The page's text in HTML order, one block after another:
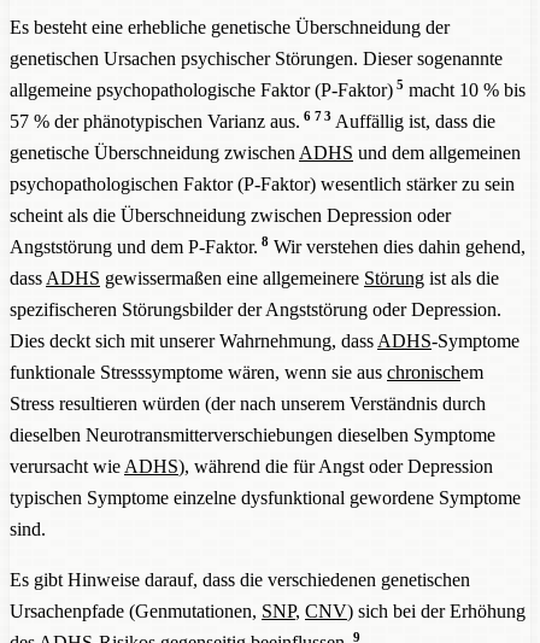
Es besteht eine erhebliche genetische Überschneidung der
genetischen Ursachen psychischer Störungen. Dieser sogenannte
allgemeine psychopathologische Faktor (P-Faktor) 5 macht 10 % bis
57 % der phänotypischen Varianz aus. 6 7 3 Auffällig ist, dass die
genetische Überschneidung zwischen ADHS und dem allgemeinen
psychopathologischen Faktor (P-Faktor) wesentlich stärker zu sein
scheint als die Überschneidung zwischen Depression oder
Angststörung und dem P-Faktor. 8Wir verstehen dies dahin gehend,
dass ADHS gewissermaßen eine allgemeinere Störung ist als die
spezifischeren Störungsbilder der Angststörung oder Depression.
Dies deckt sich mit unserer Wahrnehmung, dass ADHS-Symptome
funktionale Stresssymptome wären, wenn sie aus chronischem
Stress resultieren würden (der nach unserem Verständnis durch
dieselben Neurotransmitterverschiebungen dieselben Symptome
verursacht wie ADHS), während die für Angst oder Depression
typischen Symptome einzelne dysfunktional gewordene Symptome
sind.
Es gibt Hinweise darauf, dass die verschiedenen genetischen
Ursachenpfade (Genmutationen, SNP, CNV) sich bei der Erhöhung
9